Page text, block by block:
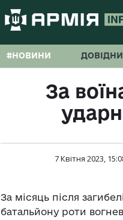
#НОВИНИ
За
7 Квітня 2023,
За місяць після
батальйону роти